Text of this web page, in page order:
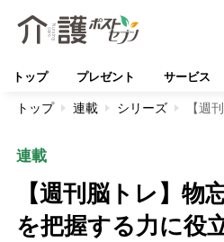
トップ プレゼント サービス
トップ 連載 シリーズ 【週
連載
【週刊脳トレ】物
を把握する力に役